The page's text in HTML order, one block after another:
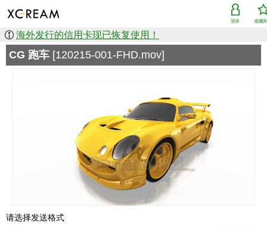
收藏
登录
海外发行的信用卡现已恢复使用！
CG 跑车 [120215-001-FHD.mov]
请选择发送格式